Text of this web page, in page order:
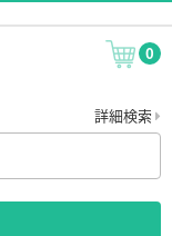
0
詳細検索